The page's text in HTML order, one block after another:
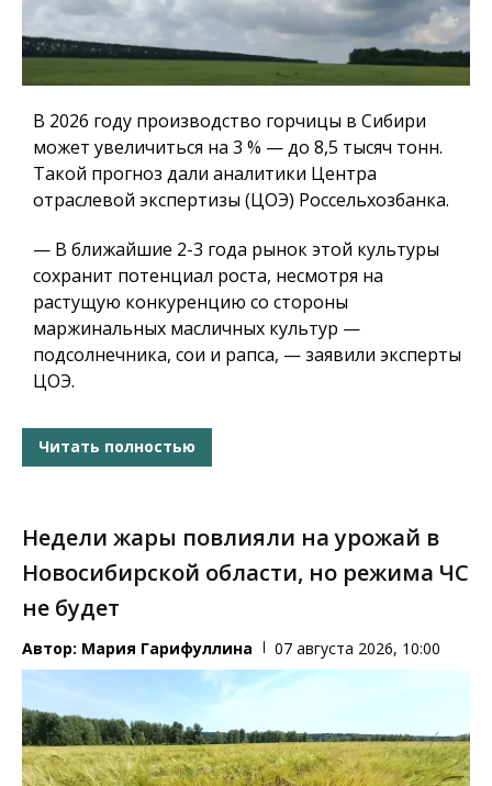
В 2026 году производство горчицы в Сибири
может увеличиться на 3 % — до 8,5 тысяч тонн.
Такой прогноз дали аналитики Центра
отраслевой экспертизы (ЦОЭ) Россельхозбанка.
— В ближайшие 2-3 года рынок этой культуры
сохранит потенциал роста, несмотря на
растущую конкуренцию со стороны
маржинальных масличных культур —
подсолнечника, сои и рапса, — заявили эксперты
ЦОЭ.
Читать полностью
Недели жары повлияли на урожай в
Новосибирской области, но режима ЧС
не будет
Автор: Мария Гарифуллина 07 августа 2026, 10:00